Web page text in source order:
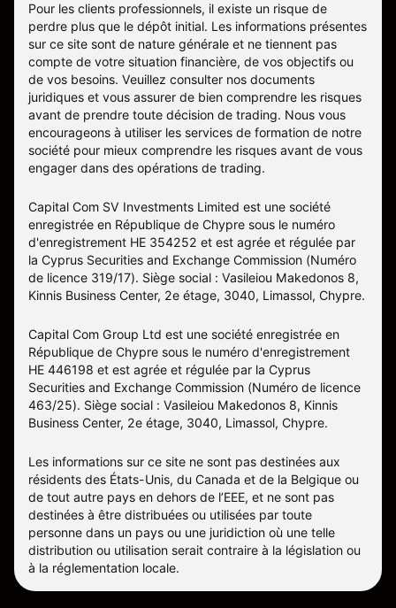
Pour les clients professionnels, il existe un risque de
perdre plus que le dépôt initial. Les informations présentes
sur ce site sont de nature générale et ne tiennent pas
compte de votre situation financière, de vos objectifs ou
de vos besoins. Veuillez consulter nos documents
juridiques et vous assurer de bien comprendre les risques
avant de prendre toute décision de trading. Nous vous
encourageons à utiliser les services de formation de notre
société pour mieux comprendre les risques avant de vous
engager dans des opérations de trading.
Capital Com SV Investments Limited est une société
enregistrée en République de Chypre sous le numéro
d'enregistrement HE 354252 et est agrée et régulée par
la Cyprus Securities and Exchange Commission (Numéro
de licence 319/17). Siège social : Vasileiou Makedonos 8,
Kinnis Business Center, 2e étage, 3040, Limassol, Chypre.
Capital Com Group Ltd est une société enregistrée en
République de Chypre sous le numéro d'enregistrement
ΗΕ 446198 et est agrée et régulée par la Cyprus
Securities and Exchange Commission (Numéro de licence
463/25). Siège social : Vasileiou Makedonos 8, Kinnis
Business Center, 2e étage, 3040, Limassol, Chypre.
Les informations sur ce site ne sont pas destinées aux
résidents des États-Unis, du Canada et de la Belgique ou
de tout autre pays en dehors de l’EEE, et ne sont pas
destinées à être distribuées ou utilisées par toute
personne dans un pays ou une juridiction où une telle
distribution ou utilisation serait contraire à la législation ou
à la réglementation locale.